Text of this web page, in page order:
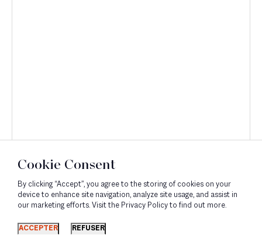
Découvrir
Cookie Consent
By clicking “Accept”, you agree to the storing of cookies on your
device to enhance site navigation, analyze site usage, and assist in
our marketing efforts. Visit the Privacy Policy to find out more.
ACCEPTER REFUSER